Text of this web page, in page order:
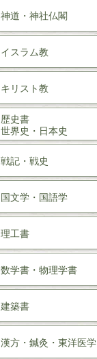
神道・神社仏閣
イスラム教
キリスト教
歴史書
世界史・ 日本史
戦記・戦史
国文学・ 国語学
理工書
数学書・ 物理学書
建築書
漢方・ 鍼灸・ 東洋医学